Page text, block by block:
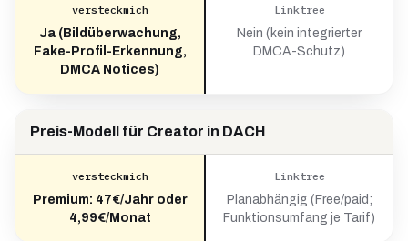
versteckmich
Ja (Bildüberwachung,
Fake-Profil-Erkennung,
DMCA Notices)
Linktree
Nein (kein integrierter
DMCA-Schutz)
Preis-Modell für Creator in DACH
versteckmich
Premium: 47€/Jahr oder
4,99€/Monat
Linktree
Planabhängig (Free/paid;
Funktionsumfang je Tarif)